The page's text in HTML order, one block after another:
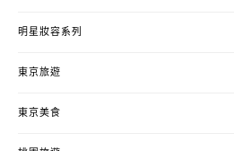
明星妝容系列
東京旅遊
東京美食